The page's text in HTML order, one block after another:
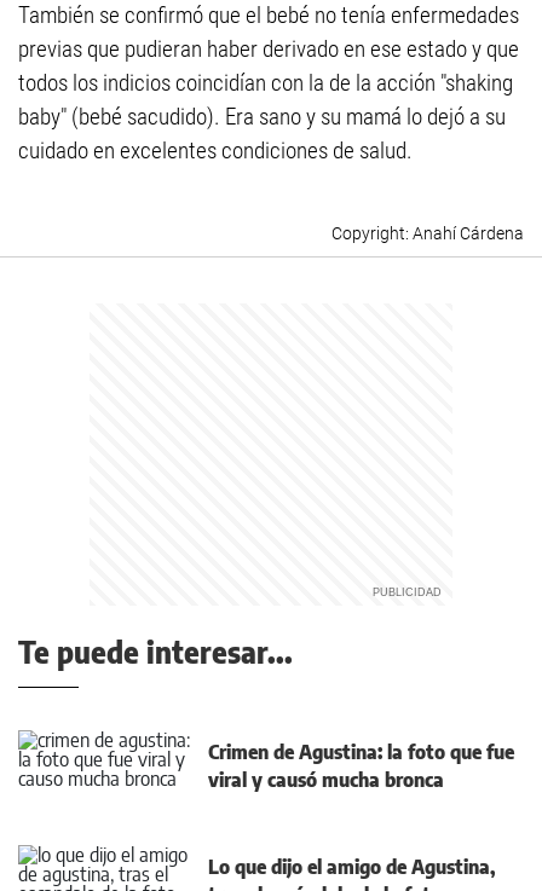
También se confirmó que el bebé no tenía enfermedades
previas que pudieran haber derivado en ese estado y que
todos los indicios coincidían con la de la acción "shaking
baby" (bebé sacudido). Era sano y su mamá lo dejó a su
cuidado en excelentes condiciones de salud.
Anahí Cárdena
Te puede interesar...
Crimen de Agustina: la foto que fue
viral y causó mucha bronca
Lo que dijo el amigo de Agustina,